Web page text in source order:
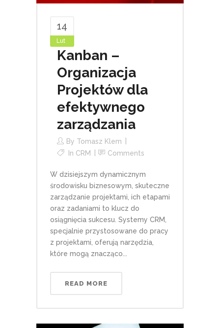
14
Lut
Kanban –
Organizacja
Projektów dla
efektywnego
zarządzania
By Tomasz Klem
In CRM Comments
W dzisiejszym dynamicznym
środowisku biznesowym, skuteczne
zarządzanie projektami, ich etapami
oraz zadaniami to klucz do
osiągnięcia sukcesu. Systemy CRM,
specjalnie przystosowane do pracy
z projektami, oferują narzędzia,
które mogą znacząco...
READ MORE